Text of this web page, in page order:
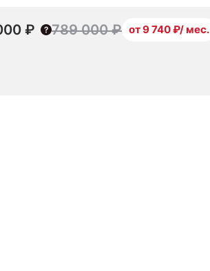
₽ 789 000 ₽ от 9 740 ₽/ мес.